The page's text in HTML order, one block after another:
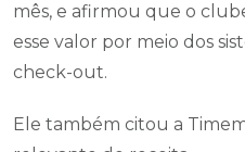
mês, e afirmou que o
esse valor por meio dos
check-out.
Ele também citou a